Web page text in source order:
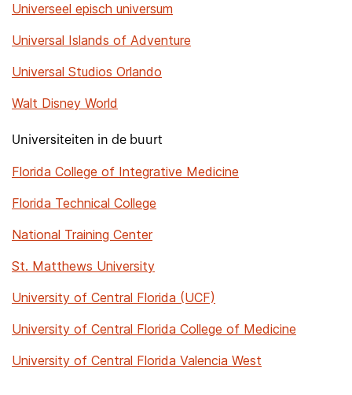
Universeel episch universum
Universal Islands of Adventure
Universal Studios Orlando
Walt Disney World
Universiteiten in de buurt
Florida College of Integrative Medicine
Florida Technical College
National Training Center
St. Matthews University
University of Central Florida (UCF)
University of Central Florida College of Medicine
University of Central Florida Valencia West